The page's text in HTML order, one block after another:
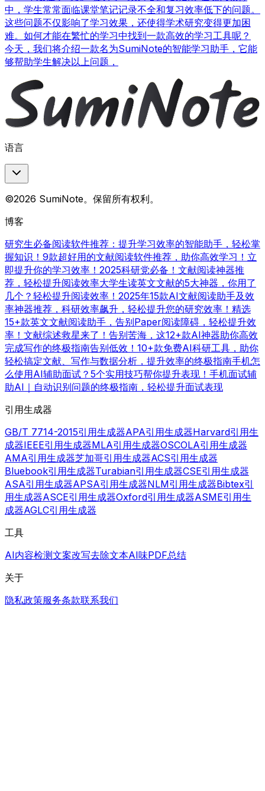
中，学生常常面临课堂笔记记录不全和复习效率低下的问题。
这些问题不仅影响了学习效果，还使得学术研究变得更加困
难。如何才能在繁忙的学习中找到一款高效的学习工具呢？
今天，我们将介绍一款名为SumiNote的智能学习助手，它能
够帮助学生解决以上问题，
语言
©2026 SumiNote。保留所有权利。
博客
研究生必备阅读软件推荐：提升学习效率的智能助手，轻松掌
握知识！ 9款超好用的文献阅读软件推荐，助你高效学习！立
即提升你的学习效率！ 2025科研党必备！文献阅读神器推
荐，轻松提升阅读效率大学生读英文文献的5大神器，你用了
几个？轻松提升阅读效率！ 2025年15款AI文献阅读助手及效
率神器推荐，科研效率飙升，轻松提升您的研究效率！ 精选
15+款英文文献阅读助手，告别Paper阅读障碍，轻松提升效
率！ 文献综述救星来了！告别苦海，这12+款AI神器助你高效
完成写作的终极指南告别低效！10+款免费AI科研工具，助你
轻松搞定文献、写作与数据分析，提升效率的终极指南手机怎
么使用AI辅助面试？5个实用技巧帮你提升表现！ 手机面试辅
助AI｜自动识别问题的终极指南，轻松提升面试表现
引用生成器
GB/T 7714-2015引用生成器APA引用生成器Harvard引用生
成器IEEE引用生成器MLA引用生成器OSCOLA引用生成器
AMA引用生成器芝加哥引用生成器ACS引用生成器
Bluebook引用生成器Turabian引用生成器CSE引用生成器
ASA引用生成器APSA引用生成器NLM引用生成器Bibtex引
用生成器ASCE引用生成器Oxford引用生成器ASME引用生
成器AGLC引用生成器
工具
AI内容检测文案改写去除文本AI味PDF总结
关于
隐私政策服务条款联系我们